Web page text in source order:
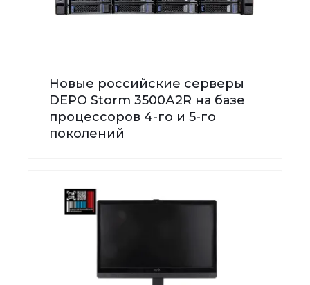
Новые российские серверы
DEPO Storm 3500А2R на базе
процессоров 4-го и 5-го
поколений